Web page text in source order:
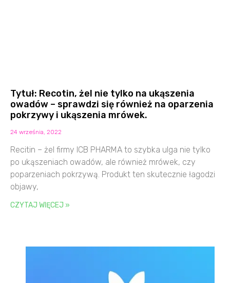
Tytuł: Recotin, żel nie tylko na ukąszenia
owadów – sprawdzi się również na oparzenia
pokrzywy i ukąszenia mrówek.
24 września, 2022
Recitin – żel firmy ICB PHARMA to szybka ulga nie tylko
po ukąszeniach owadów, ale również mrówek, czy
poparzeniach pokrzywą. Produkt ten skutecznie łagodzi
objawy,
CZYTAJ WIĘCEJ »